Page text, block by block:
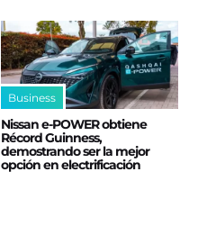
Business
Nissan e‑POWER obtiene
Récord Guinness,
demostrando ser la mejor
opción en electrificación